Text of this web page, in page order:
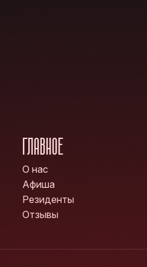
ГЛАВНОЕ
О нас
Афиша
Резиденты
Отзывы